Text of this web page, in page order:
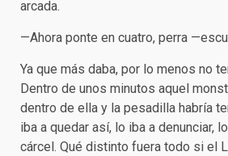
arcada.
—Ahora ponte en cuatro, perra
Ya que más daba, por lo menos no
Dentro de unos minutos aquel
dentro de ella y la pesadilla habría
iba a quedar así, lo iba a denunciar,
cárcel. Qué distinto fuera todo si el